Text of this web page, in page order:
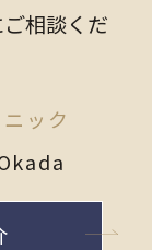
相談くだ
ック